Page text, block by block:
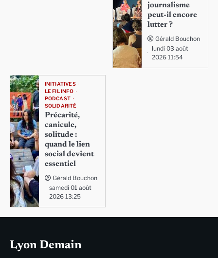
journalisme
peut-il encore
lutter ?
Gérald Bouchon
lundi 03 août
2026 11:54
INITIATIVES
LE FIL INFO
PODCAST
SOLIDARITÉ
Précarité,
canicule,
solitude :
quand le lien
social devient
essentiel
Gérald Bouchon
samedi 01 août
2026 13:25
Lyon Demain